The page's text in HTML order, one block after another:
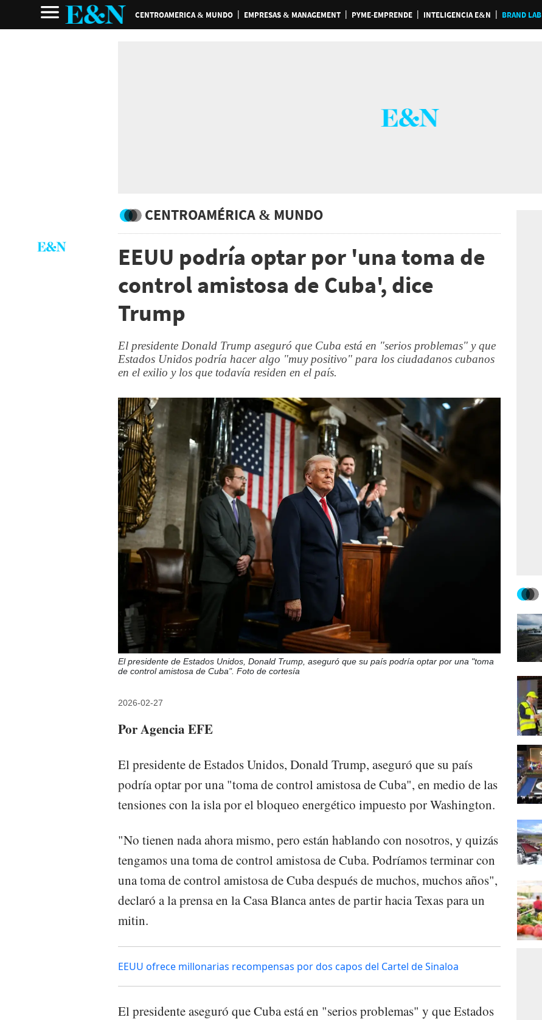
CENTROAMERICA & MUNDO EMPRESAS & MANAGEMENT PYME-EMPRENDE INTELIGENCIA E&N BRAND LAB
CENTROAMÉRICA & MUNDO
EEUU podría optar por 'una toma de
control amistosa de Cuba', dice
Trump
El presidente Donald Trump aseguró que Cuba está en "serios problemas" y que
Estados Unidos podría hacer algo "muy positivo" para los ciudadanos cubanos
en el exilio y los que todavía residen en el país.
El presidente de Estados Unidos, Donald Trump, aseguró que su país podría optar por una "toma
de control amistosa de Cuba". Foto de cortesía
2026-02-27
Por Agencia EFE
El presidente de Estados Unidos, Donald Trump, aseguró que su país
podría optar por una "toma de control amistosa de Cuba", en medio de las
tensiones con la isla por el bloqueo energético impuesto por Washington.
"No tienen nada ahora mismo, pero están hablando con nosotros, y quizás
tengamos una toma de control amistosa de Cuba. Podríamos terminar con
una toma de control amistosa de Cuba después de muchos, muchos años",
declaró a la prensa en la Casa Blanca antes de partir hacia Texas para un
mitin.
EEUU ofrece millonarias recompensas por dos capos del Cartel de Sinaloa
El presidente aseguró que Cuba está en "serios problemas" y que Estados